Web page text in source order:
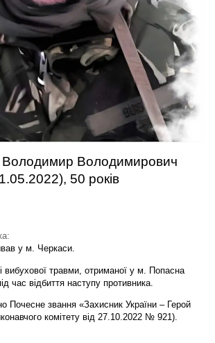
Володимирович
50 років
у м. Черкаси.
вибухової травми, отриманої у м. Попасна
час відбиття наступу противника.
Почесне звання «Захисник України – Герой
комітету від 27.10.2022 № 921).